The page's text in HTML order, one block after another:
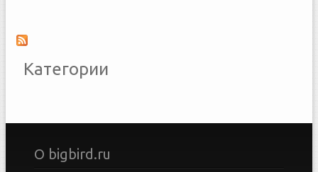
Категории
О bigbird.ru